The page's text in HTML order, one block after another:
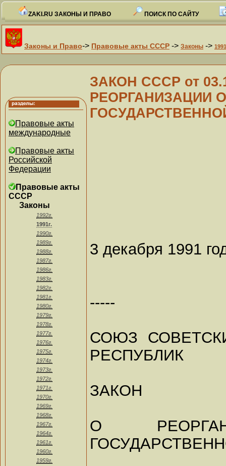
ZAKI.RU ЗАКОНЫ И ПРАВО ПОИСК ПО САЙТУ
Законы и Право-> Правовые акты СССР -> Законы ->
Правовые акты
международные
Правовые акты
Российской
Федерации
Правовые акты
СССР
Законы
1992г.
1991г.
1990г.
1989г.
1988г.
1987г.
1986г.
1983г.
1982г.
1981г.
1980г.
1979г.
1978г.
1977г.
1976г.
1975г.
1974г.
1973г.
1972г.
1971г.
1970г.
1969г.
1968г.
1967г.
1964г.
1961г.
1960г.
1959г.
ЗАКОН СССР от
РЕОРГАНИЗАЦИИ
3 декабря 1991
-----
СОЮЗ
РЕСПУБЛИК
ЗАКОН
О